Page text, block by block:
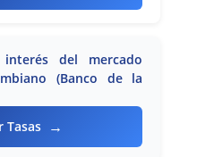
del mercado
(Banco de la
Tasas →